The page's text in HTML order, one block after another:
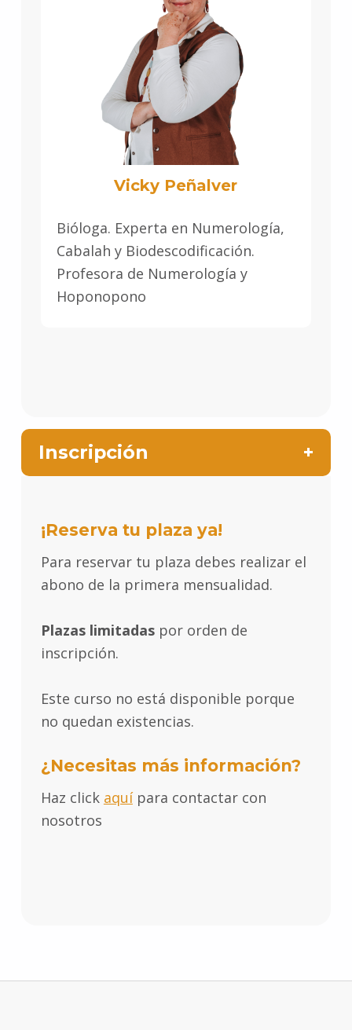
Vicky Peñalver
Bióloga. Experta en Numerología,
Cabalah y Biodescodificación.
Profesora de Numerología y
Hoponopono
Inscripción
¡Reserva tu plaza ya!
Para reservar tu plaza debes realizar el
abono de la primera mensualidad.
Plazas limitadas por orden de
inscripción.
Este curso no está disponible porque
no quedan existencias.
¿Necesitas más información?
Haz click aquípara contactar con
nosotros